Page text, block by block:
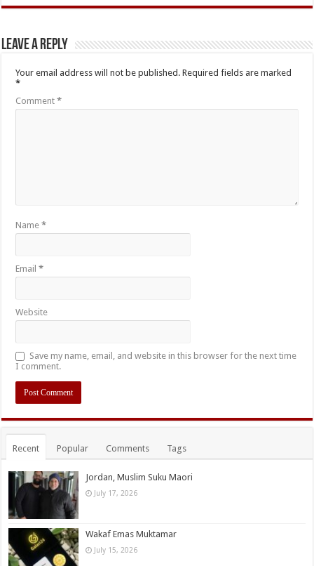
Leave a Reply
Your email address will not be published. Required fields are marked
*
Comment*
Name*
Email*
Website
Save my name, email, and website in this browser for the next time
I comment.
Recent Popular Comments Tags
Jordan, Muslim Suku Maori
July 17, 2026
Wakaf Emas Muktamar
July 15, 2026